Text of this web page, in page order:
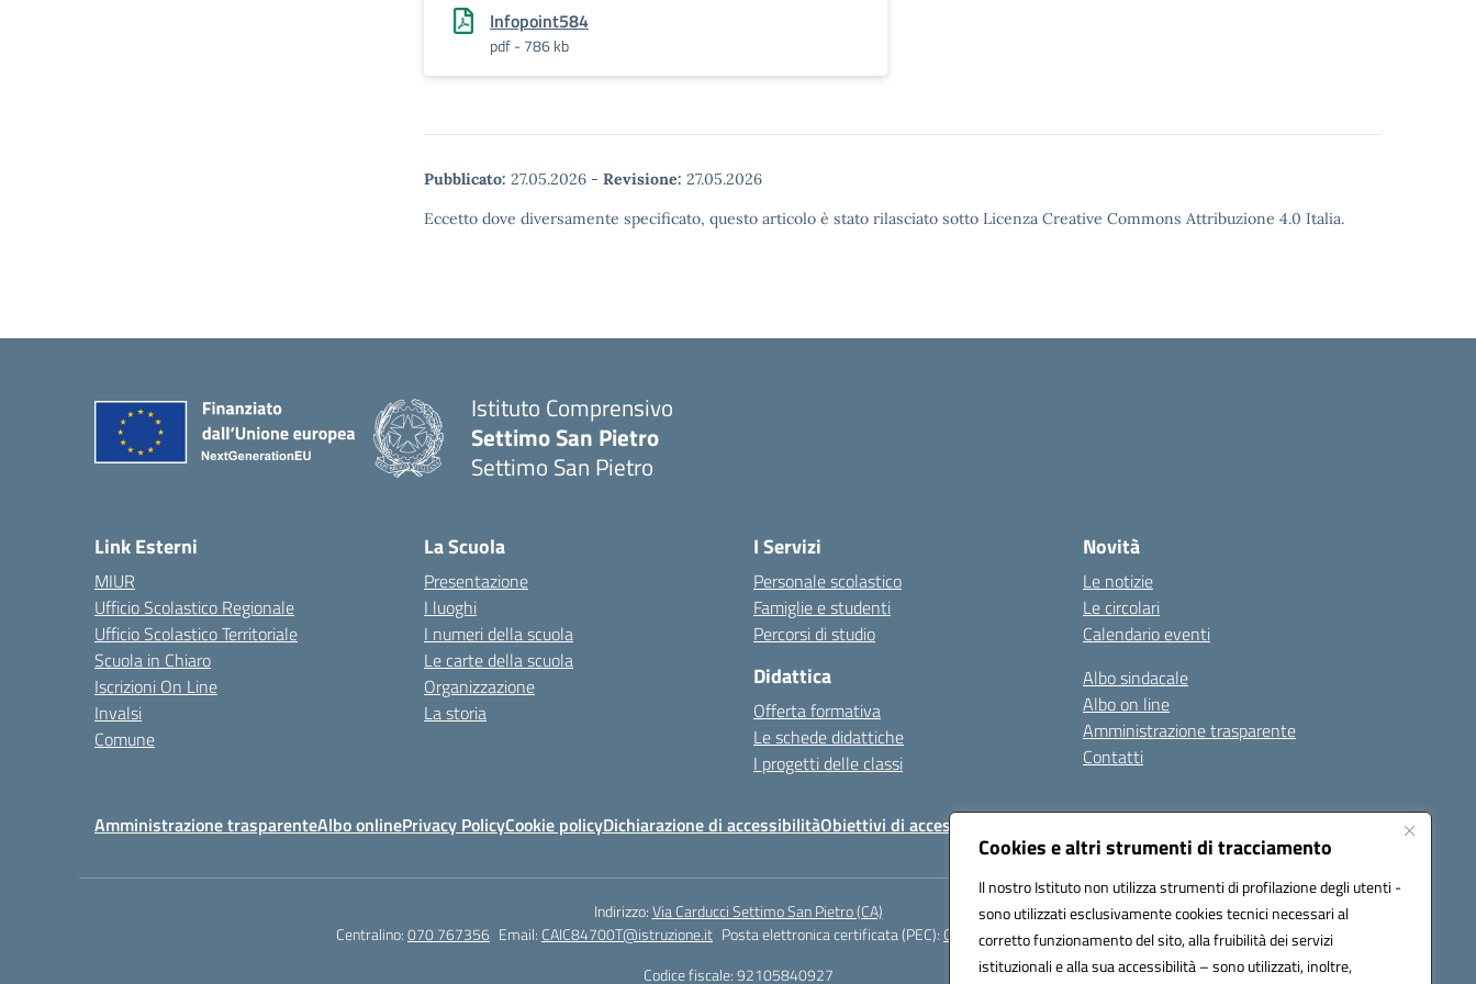
Cookies e altri strumenti di tracciamento
Il nostro Istituto non utilizza strumenti di profilazione degli utenti -
sono utilizzati esclusivamente cookies tecnici necessari al
corretto funzionamento del sito, alla fruibilità dei servizi
istituzionali e alla sua accessibilità – sono utilizzati, inoltre,
Infopoint584
pdf - 786 kb
Pubblicato: 27.05.2026 - Revisione: 27.05.2026
Eccetto dove diversamente specificato, questo articolo è stato rilasciato sotto Licenza Creative Commons Attribuzione 4.0 Italia.
Istituto Comprensivo
Settimo San Pietro
Settimo San Pietro
Link Esterni
MIUR
Ufficio Scolastico Regionale
Ufficio Scolastico Territoriale
Scuola in Chiaro
Iscrizioni On Line
Invalsi
Comune
La Scuola
Presentazione
I luoghi
I numeri della scuola
Le carte della scuola
Organizzazione
La storia
I Servizi
Personale scolastico
Famiglie e studenti
Percorsi di studio
Didattica
Offerta formativa
Le schede didattiche
I progetti delle classi
Novità
Le notizie
Le circolari
Calendario eventi
Albo sindacale
Albo on line
Amministrazione trasparente
Contatti
Amministrazione trasparenteAlbo onlinePrivacy PolicyCookie policyDichiarazione di accessibilitàObiettivi di accessibilità
Indirizzo:Via Carducci Settimo San Pietro (CA)
Centralino:070 767356 Email: CAIC84700T@istruzione.it Posta elettronica certificata (PEC): CAIC84700T@pec.istruzione.it
Codice fiscale: 92105840927